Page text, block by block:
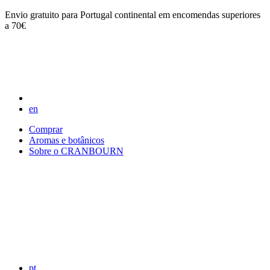
Envio gratuito para Portugal continental em encomendas superiores
a 70€
en
Comprar
Aromas e botânicos
Sobre o CRANBOURN
pt